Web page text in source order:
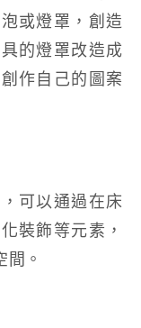
或燈罩，創造
的燈罩改造成
作自己的圖案
可以通過在床
裝飾等元素，
。